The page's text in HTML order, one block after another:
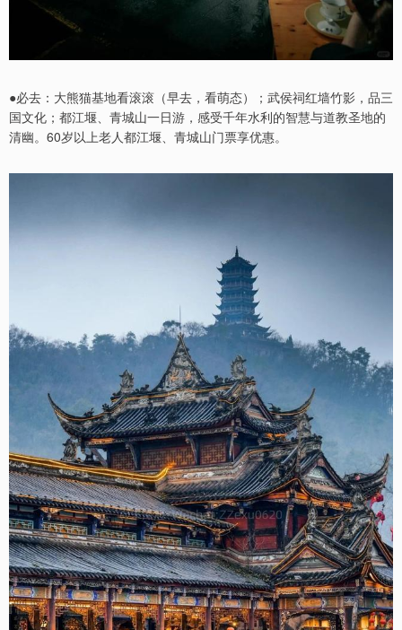
●必去：大熊猫基地看滚滚（早去，看萌态）；武侯祠红墙竹影，品三
国文化；都江堰、青城山一日游，感受千年水利的智慧与道教圣地的
清幽。60岁以上老人都江堰、青城山门票享优惠。